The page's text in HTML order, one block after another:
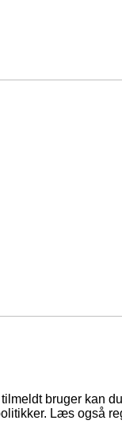
bruger kan
Læs også